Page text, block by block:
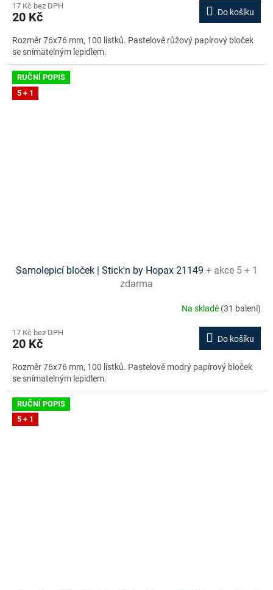
17 Kč bez DPH
20 Kč Do košíku
Rozměr 76x76 mm, 100 lístků. Pastelově růžový papírový bloček
se snímatelným lepidlem.
RUČNÍ POPIS
5 + 1
Samolepicí bloček | Stick'n by Hopax 21149 + akce 5 + 1
zdarma
Na skladě (31 balení)
17 Kč bez DPH
20 Kč Do košíku
Rozměr 76x76 mm, 100 lístků. Pastelově modrý papírový bloček
se snímatelným lepidlem.
RUČNÍ POPIS
5 + 1